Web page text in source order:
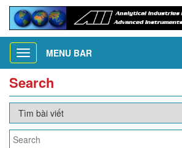
Toggle
navigation
MENU BAR
Search